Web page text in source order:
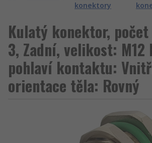
konektory
Kulatý konektor,
3, Zadní, velikost: M12
pohlaví kontaktu:
orientace těla: Rovný